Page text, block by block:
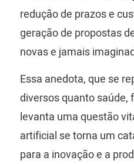
redução de prazos e
geração de propostas
novas e jamais
Essa anedota, que se
diversos quanto saúde,
levanta uma questão
artificial se torna um
para a inovação e a